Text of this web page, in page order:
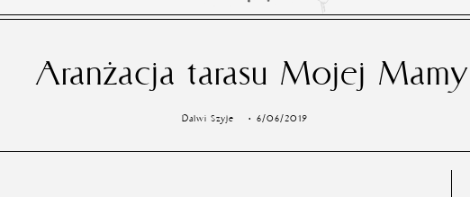
Aranżacja tarasu Mojej Mamy
Dalwi Szyje 6/06/2019